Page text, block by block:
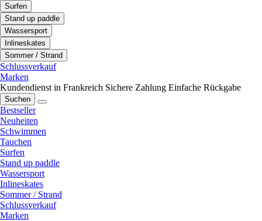
Surfen
Stand up paddle
Wassersport
Inlineskates
Sommer / Strand
Schlussverkauf
Marken
Kundendienst in Frankreich Sichere Zahlung Einfache Rückgabe
Suchen
Bestseller
Neuheiten
Schwimmen
Tauchen
Surfen
Stand up paddle
Wassersport
Inlineskates
Sommer / Strand
Schlussverkauf
Marken